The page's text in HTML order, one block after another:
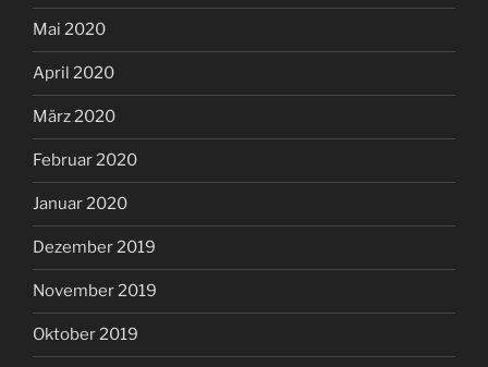
Mai 2020
April 2020
März 2020
Februar 2020
Januar 2020
Dezember 2019
November 2019
Oktober 2019